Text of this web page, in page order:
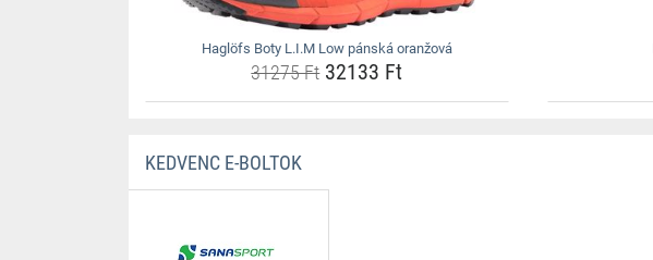
Haglöfs Boty L.I.M Low pánská oranžová
31275 Ft32133 Ft
KEDVENC E-BOLTOK